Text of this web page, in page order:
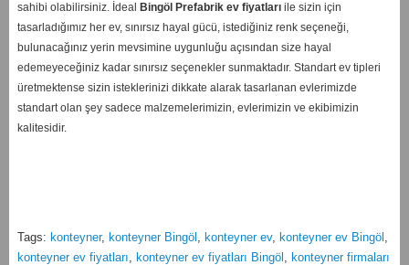
sahibi olabilirsiniz. İdeal Bingöl Prefabrik ev fiyatlarıile sizin için
tasarladığımız her ev, sınırsız hayal gücü, istediğiniz renk seçeneği,
bulunacağınız yerin mevsimine uygunluğu açısından size hayal
edemeyeceğiniz kadar sınırsız seçenekler sunmaktadır. Standart ev tipleri
üretmektense sizin isteklerinizi dikkate alarak tasarlanan evlerimizde
standart olan şey sadece malzemelerimizin, evlerimizin ve ekibimizin
kalitesidir.
Tags: konteyner, konteyner Bingöl , konteyner ev, konteyner ev Bingöl ,
konteyner ev fiyatları, konteyner ev fiyatları Bingöl , konteyner firmaları